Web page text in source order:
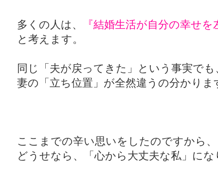
多くの人は、
『結婚生活が自分の幸せ
と考えます。
同じ「夫が戻ってきた」という事実でも
妻の「立ち位置」が全然違うの分かりま
ここまでの辛い思いをしたのですから、
どうせなら、「心から大丈夫な私」に